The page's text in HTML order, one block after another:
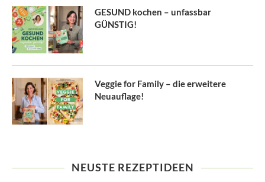
GESUND kochen – unfassbar
GÜNSTIG!
Veggie for Family – die erweitere
Neuauflage!
NEUSTE REZEPTIDEEN